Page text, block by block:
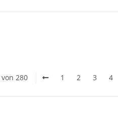
280 1 2 3 4